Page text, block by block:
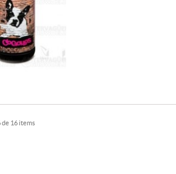
de 16 items